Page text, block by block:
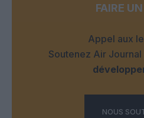
FAIRE
Appel aux
Soutenez Air
NOUS